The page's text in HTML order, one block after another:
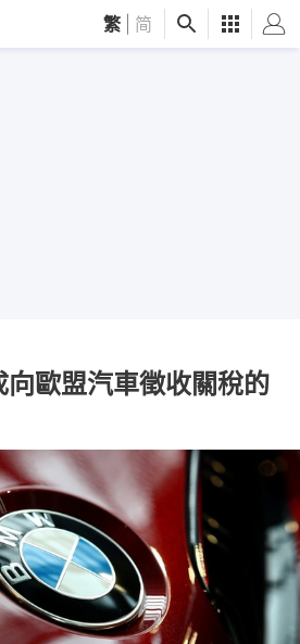
繁 简
歐盟汽車徵收關稅的